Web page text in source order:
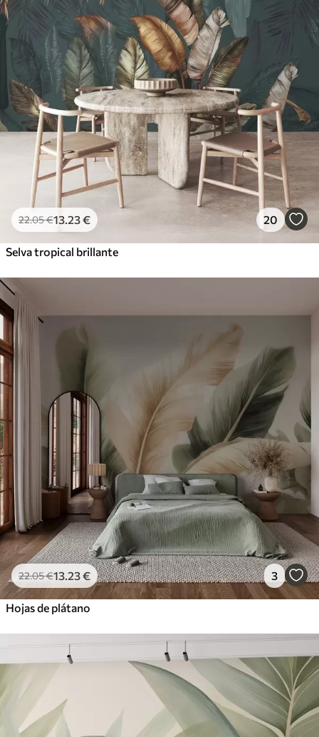
22.05€13 .23€ 20
Selva tropical brillante
22.05€13 .23€ 3
Hojas de plátano